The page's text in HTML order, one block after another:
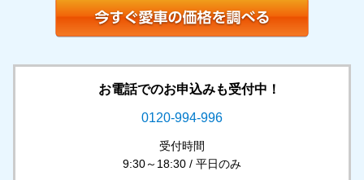
お電話でのお申込みも受付中！
0120-994-996
受付時間
9:30～18:30 / 平日のみ